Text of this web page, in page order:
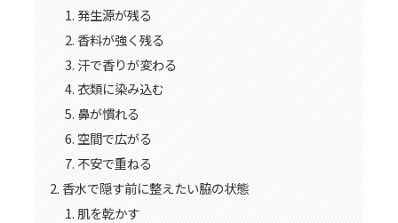
発生源が残る
香料が強く残る
汗で香りが変わる
衣類に染み込む
鼻が慣れる
空間で広がる
不安で重ねる
香水で隠す前に整えたい脇の状態
肌を乾かす